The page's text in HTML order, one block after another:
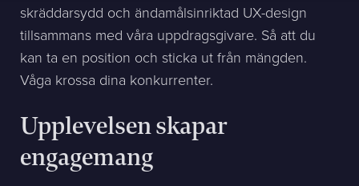
hej@sphinxly.se
Befintlig kund? Support
Om oss / Kontaktpersoner
Karriär på Sphinxly
LIA / Praktik
skräddarsydd och ändamålsinriktad UX-design
tillsammans med våra uppdragsgivare. Så att du
kan ta en position och sticka ut från mängden.
Våga krossa dina konkurrenter.
Upplevelsen skapar
engagemang